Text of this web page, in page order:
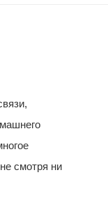
смотря ни